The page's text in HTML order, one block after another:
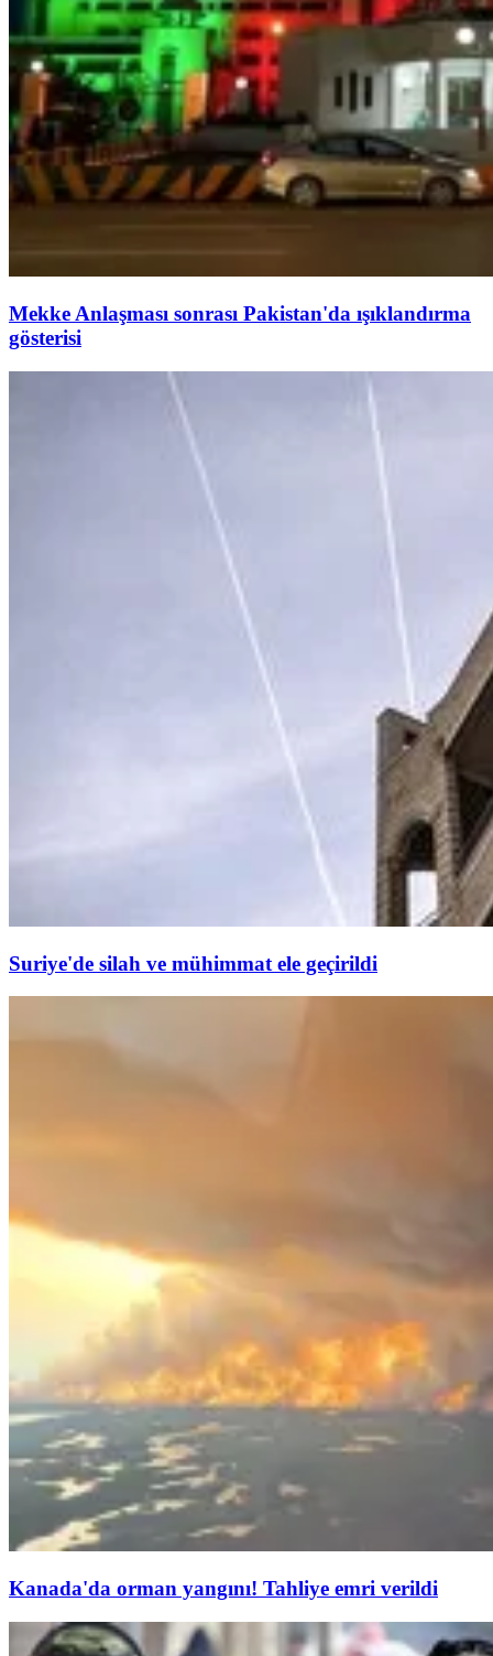
Mekke Anlaşması sonrası Pakistan'da ışıklandırma
gösterisi
Suriye'de silah ve mühimmat ele geçirildi
Kanada'da orman yangını! Tahliye emri verildi